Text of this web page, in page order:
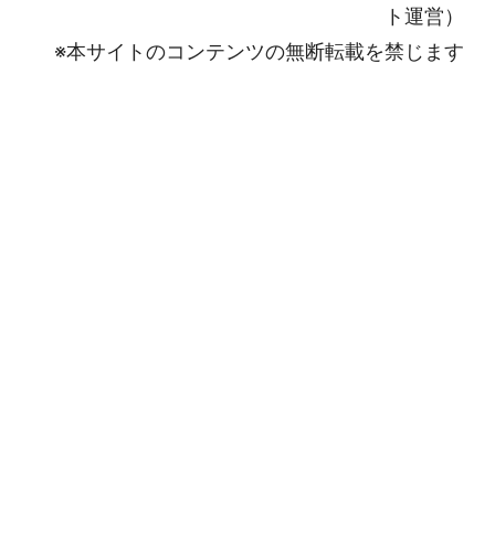
ト運営）
※本サイトのコンテンツの無断転載を禁じます